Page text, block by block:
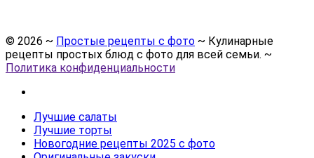
© 2026 ~ Простые рецепты с фото ~ Кулинарные
рецепты простых блюд с фото для всей семьи. ~
Политика конфиденциальности
Лучшие салаты
Лучшие торты
Новогодние рецепты 2025 с фото